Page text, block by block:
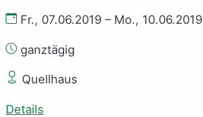
Fr., 07.06.2019 – Mo., 10.06.2019
ganztägig
Quellhaus
Details